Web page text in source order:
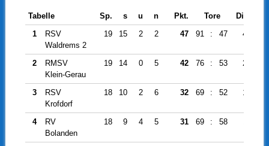
Tabelle Sp. s u n Pkt. Tore
Diff.
1
RSV
Waldrems 2
19 15 2 2 47 91 : 47 44
2
RMSV
Klein-Gerau
19 14 0 5 42 76 : 53 23
3
RSV
Krofdorf
18 10 2 6 32 69 : 52 17
4
RV
Bolanden
18 9 4 5 31 69 : 58